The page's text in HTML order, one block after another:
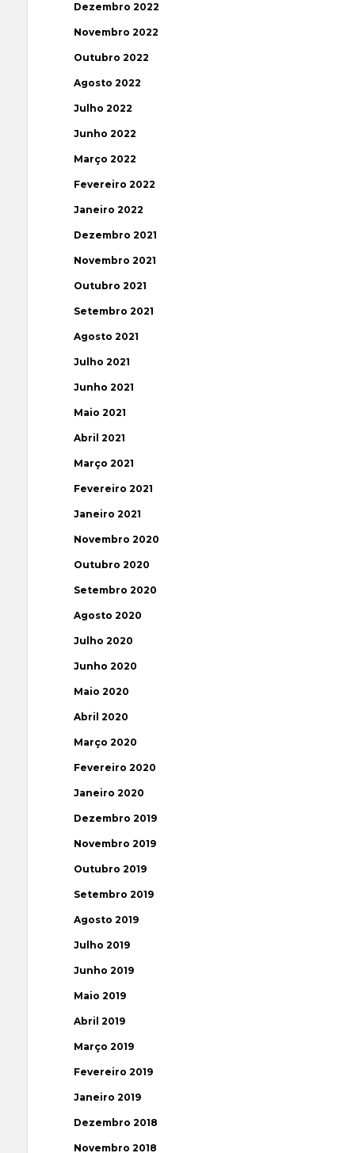
Dezembro 2022
Novembro 2022
Outubro 2022
Agosto 2022
Julho 2022
Junho 2022
Março 2022
Fevereiro 2022
Janeiro 2022
Dezembro 2021
Novembro 2021
Outubro 2021
Setembro 2021
Agosto 2021
Julho 2021
Junho 2021
Maio 2021
Abril 2021
Março 2021
Fevereiro 2021
Janeiro 2021
Novembro 2020
Outubro 2020
Setembro 2020
Agosto 2020
Julho 2020
Junho 2020
Maio 2020
Abril 2020
Março 2020
Fevereiro 2020
Janeiro 2020
Dezembro 2019
Novembro 2019
Outubro 2019
Setembro 2019
Agosto 2019
Julho 2019
Junho 2019
Maio 2019
Abril 2019
Março 2019
Fevereiro 2019
Janeiro 2019
Dezembro 2018
Novembro 2018